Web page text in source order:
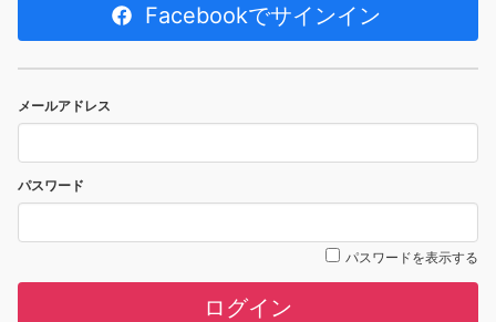
Facebookでサインイン
メールアドレス
パスワード
パスワードを表示する
ログイン